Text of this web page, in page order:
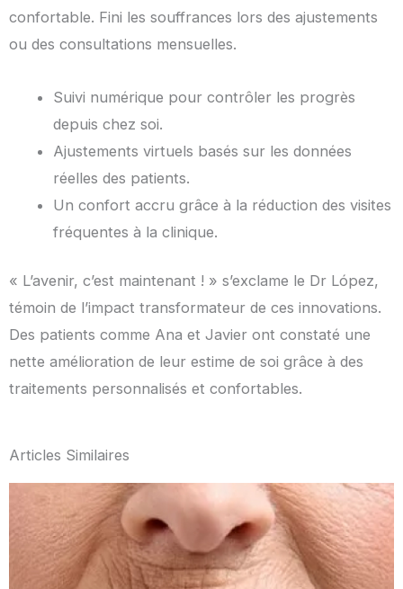
confortable. Fini les souffrances lors des ajustements
ou des consultations mensuelles.
Suivi numérique pour contrôler les progrès
depuis chez soi.
Ajustements virtuels basés sur les données
réelles des patients.
Un confort accru grâce à la réduction des visites
fréquentes à la clinique.
« L’avenir, c’est maintenant ! » s’exclame le Dr López,
témoin de l’impact transformateur de ces innovations.
Des patients comme Ana et Javier ont constaté une
nette amélioration de leur estime de soi grâce à des
traitements personnalisés et confortables.
Articles Similaires